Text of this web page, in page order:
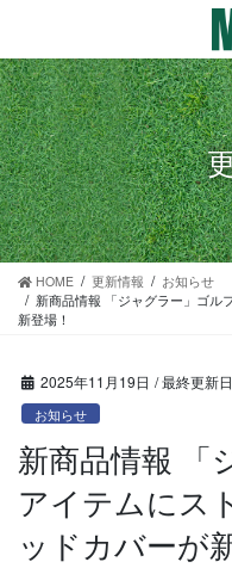
テ
ン
ツ
に
移
動
ゲ
ー
シ
ョ
ン
に
移
動
HOME 更新情報
お知らせ
新商品情報 「ジャグラー」ゴル
新登場！
2025年11月19日 / 最終更新
お知らせ
新商品情報 「
アイテムにス
ッドカバーが